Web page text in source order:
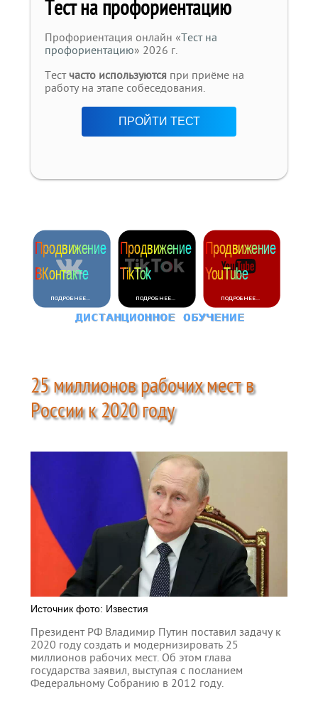
Тест на профориентацию
Профориентация онлайн «Тест на
профориентацию» 2026 г.
Тестчасто используются при приёме на
работу на этапе собеседования.
ПРОЙТИ ТЕСТ
25 миллионов рабочих мест в
России к 2020 году
Источник фото: Известия
Президент РФ Владимир Путин поставил задачу к
2020 году создать и модернизировать 25
миллионов рабочих мест. Об этом глава
государства заявил, выступая с посланием
Федеральному Собранию в 2012 году.